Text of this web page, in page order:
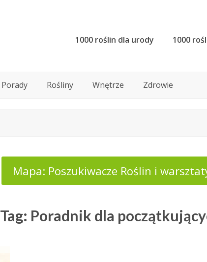
1000 roślin dla urody 1000
Porady Rośliny Wnętrze Zdrowie
Mapa: Poszukiwacze Roślin i
Tag: Poradnik dla